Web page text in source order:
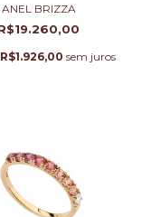
ANEL BRIZZA
R$1.926,00 sem juros